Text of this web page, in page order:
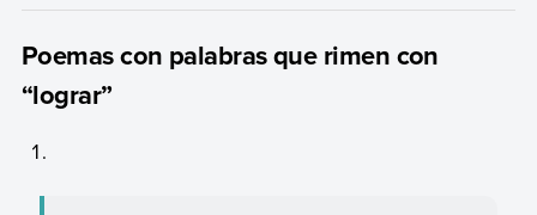
Poemas con palabras que rimen con
“lograr”